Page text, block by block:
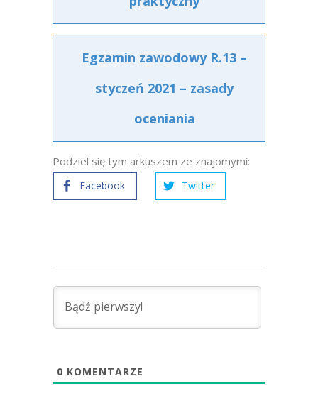
Egzamin zawodowy R.13 –
styczeń 2021 – zasady
oceniania
Podziel się tym arkuszem ze znajomymi:
Facebook Twitter
0 KOMENTARZE